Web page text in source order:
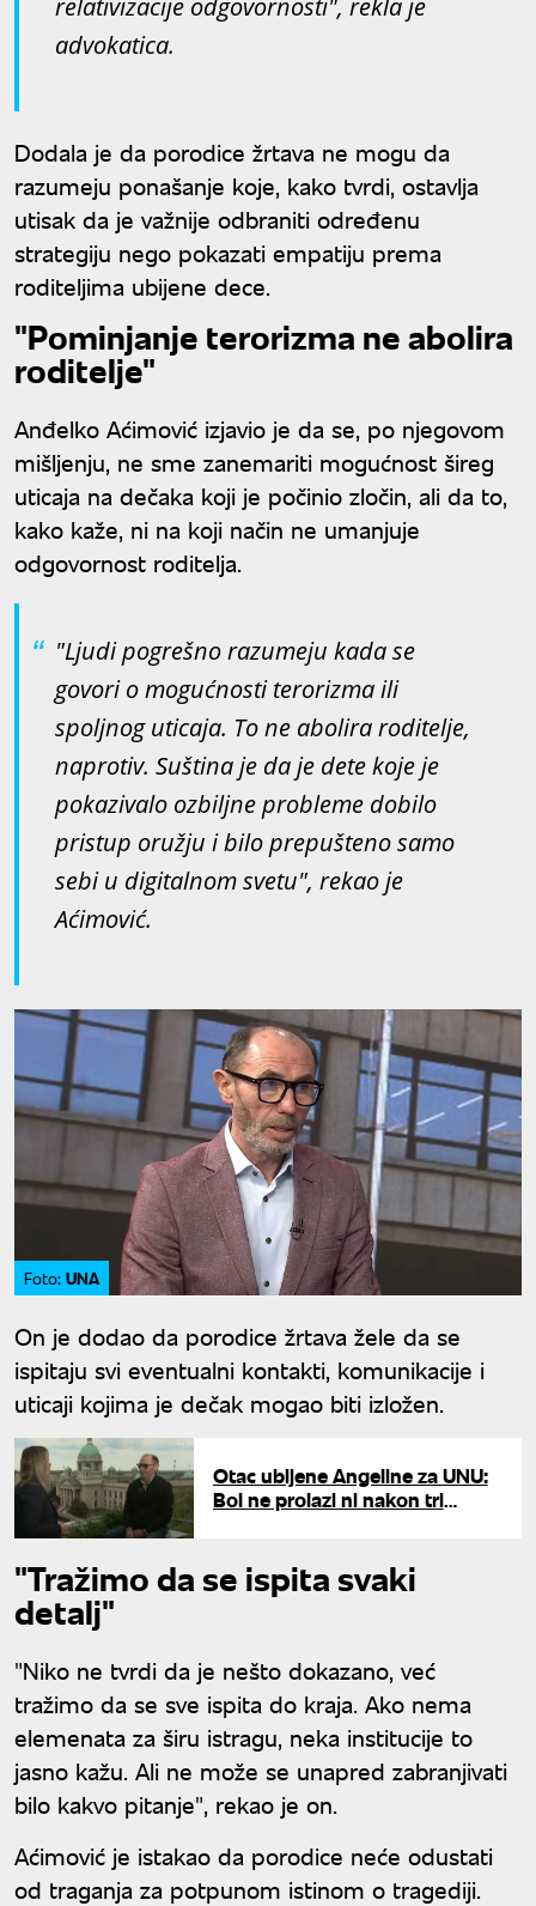
relativizacije odgovornosti", rekla je
advokatica.
Dodala je da porodice žrtava ne mogu da
razumeju ponašanje koje, kako tvrdi, ostavlja
utisak da je važnije odbraniti određenu
strategiju nego pokazati empatiju prema
roditeljima ubijene dece.
"Pominjanje terorizma ne abolira
roditelje"
Anđelko Aćimović izjavio je da se, po njegovom
mišljenju, ne sme zanemariti mogućnost šireg
uticaja na dečaka koji je počinio zločin, ali da to,
kako kaže, ni na koji način ne umanjuje
odgovornost roditelja.
"Ljudi pogrešno razumeju kada se
govori o mogućnosti terorizma ili
spoljnog uticaja. To ne abolira roditelje,
naprotiv. Suština je da je dete koje je
pokazivalo ozbiljne probleme dobilo
pristup oružju i bilo prepušteno samo
sebi u digitalnom svetu", rekao je
Aćimović.
Foto: UNA
On je dodao da porodice žrtava žele da se
ispitaju svi eventualni kontakti, komunikacije i
uticaji kojima je dečak mogao biti izložen.
Otac ubijene Angeline za UNU:
Bol ne prolazi ni nakon tri
"Tražimo da se ispita svaki
detalj"
"Niko ne tvrdi da je nešto dokazano, već
tražimo da se sve ispita do kraja. Ako nema
elemenata za širu istragu, neka institucije to
jasno kažu. Ali ne može se unapred zabranjivati
bilo kakvo pitanje", rekao je on.
Aćimović je istakao da porodice neće odustati
od traganja za potpunom istinom o tragediji.